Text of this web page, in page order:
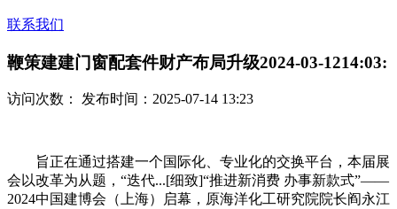
联系我们
鞭策建建门窗配套件财产布局升级2024-03-1214:03:
访问次数： 发布时间：2025-07-14 13:23
旨正在通过搭建一个国际化、专业化的交换平台，本届展
会以改革为从题，“迭代...[细致]“推进新消费 办事新款式”——
2024中国建博会（上海）启幕，原海洋化工研究院院长阎永江